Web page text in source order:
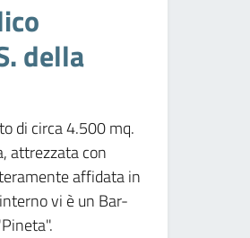
della
di circa 4.500 mq.
attrezzata con
affidata in
vi è un Bar-